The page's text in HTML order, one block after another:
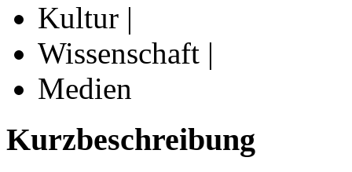
Kultur |
Wissenschaft |
Medien
Kurzbeschreibung